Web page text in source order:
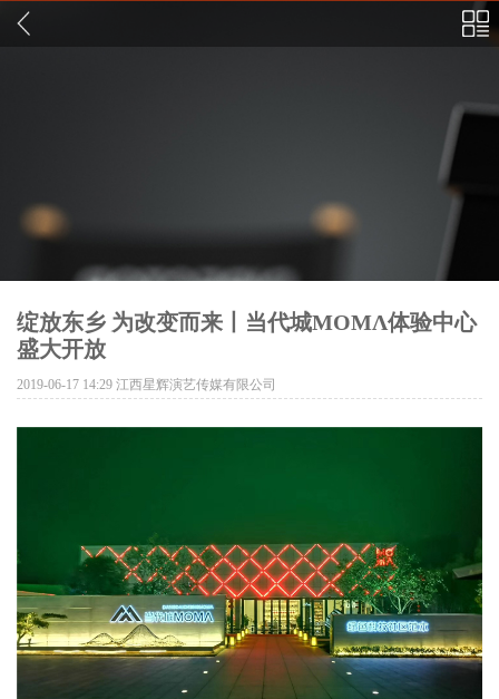
绽放东乡 为改变而来丨当代城MOMΛ体验中心
盛大开放
2019-06-17 14:29 江西星辉演艺传媒有限公司